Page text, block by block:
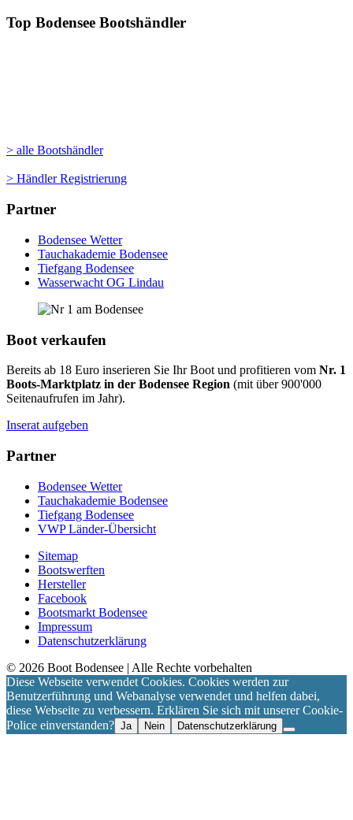
Top Bodensee Bootshändler
> alle Bootshändler
> Händler Registrierung
Partner
Bodensee Wetter
Tauchakademie Bodensee
Tiefgang Bodensee
Wasserwacht OG Lindau
Boot verkaufen
Bereits ab 18 Euro inserieren Sie Ihr Boot und profitieren vom Nr. 1
Boots-Marktplatz in der Bodensee Region (mit über 900'000
Seitenaufrufen im Jahr).
Inserat aufgeben
Partner
Bodensee Wetter
Tauchakademie Bodensee
Tiefgang Bodensee
VWP Länder-Übersicht
Sitemap
Bootswerften
Hersteller
Facebook
Bootsmarkt Bodensee
Impressum
Datenschutzerklärung
© 2026 Boot Bodensee | Alle Rechte vorbehalten
Diese Webseite verwendet Cookies. Cookies werden zur
Benutzerführung und Webanalyse verwendet und helfen dabei,
diese Webseite zu verbessern. Erklären Sie sich mit unserer Cookie-
Police einverstanden? Ja Nein Datenschutzerklärung